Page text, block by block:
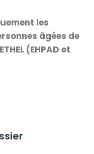
les
âgées de
(EHPAD et